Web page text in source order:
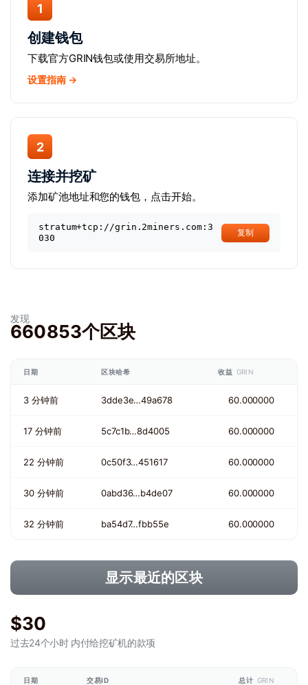
1
创建钱包
下载官方GRIN钱包或使用交易所地址。
设置指南 →
2
连接并挖矿
添加矿池地址和您的钱包，点击开始。
stratum+tcp://grin.2miners.com:3
030
复制
发现
660853个区块
日期 区块哈希 收益 GRIN
3 分钟前 3dde3e…49a678 60.000000
17 分钟前 5c7c1b…8d4005 60.000000
22 分钟前 0c50f3…451617 60.000000
30 分钟前 0abd36…b4de07 60.000000
32 分钟前 ba54d7…fbb55e 60.000000
显示最近的区块
$30
过去24个小时 内付给挖矿机的款项
日期 交易ID 总计 GRIN